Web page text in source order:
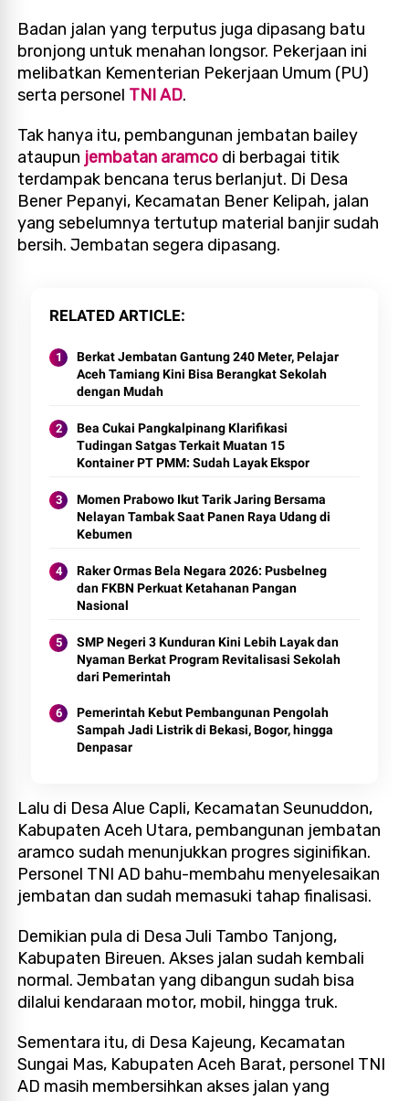
Badan jalan yang terputus juga dipasang batu
bronjong untuk menahan longsor. Pekerjaan ini
melibatkan Kementerian Pekerjaan Umum (PU)
serta personel TNI AD.
Tak hanya itu, pembangunan jembatan bailey
ataupun jembatan aramco di berbagai titik
terdampak bencana terus berlanjut. Di Desa
Bener Pepanyi, Kecamatan Bener Kelipah, jalan
yang sebelumnya tertutup material banjir sudah
bersih. Jembatan segera dipasang.
RELATED ARTICLE
Berkat Jembatan Gantung 240 Meter, Pelajar
Aceh Tamiang Kini Bisa Berangkat Sekolah
dengan Mudah
Bea Cukai Pangkalpinang Klarifikasi
Tudingan Satgas Terkait Muatan 15
Kontainer PT PMM: Sudah Layak Ekspor
Momen Prabowo Ikut Tarik Jaring Bersama
Nelayan Tambak Saat Panen Raya Udang di
Kebumen
Raker Ormas Bela Negara 2026: Pusbelneg
dan FKBN Perkuat Ketahanan Pangan
Nasional
SMP Negeri 3 Kunduran Kini Lebih Layak dan
Nyaman Berkat Program Revitalisasi Sekolah
dari Pemerintah
Pemerintah Kebut Pembangunan Pengolah
Sampah Jadi Listrik di Bekasi, Bogor, hingga
Denpasar
Lalu di Desa Alue Capli, Kecamatan Seunuddon,
Kabupaten Aceh Utara, pembangunan jembatan
aramco sudah menunjukkan progres siginifikan.
Personel TNI AD bahu-membahu menyelesaikan
jembatan dan sudah memasuki tahap finalisasi.
Demikian pula di Desa Juli Tambo Tanjong,
Kabupaten Bireuen. Akses jalan sudah kembali
normal. Jembatan yang dibangun sudah bisa
dilalui kendaraan motor, mobil, hingga truk.
Sementara itu, di Desa Kajeung, Kecamatan
Sungai Mas, Kabupaten Aceh Barat, personel TNI
AD masih membersihkan akses jalan yang